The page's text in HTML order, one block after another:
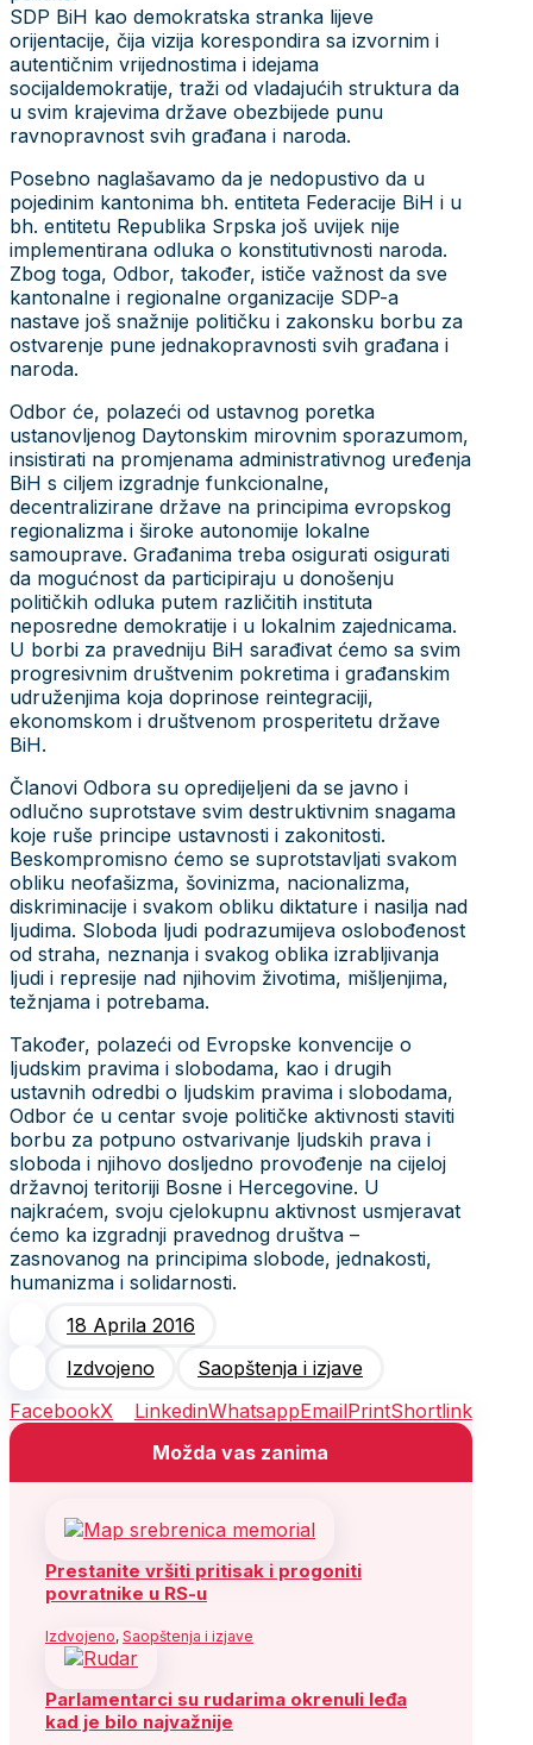
SDP BiH kao demokratska stranka lijeve
orijentacije, čija vizija korespondira sa izvornim i
autentičnim vrijednostima i idejama
socijaldemokratije, traži od vladajućih struktura da
u svim krajevima države obezbijede punu
ravnopravnost svih građana i naroda.
Posebno naglašavamo da je nedopustivo da u
pojedinim kantonima bh. entiteta Federacije BiH i u
bh. entitetu Republika Srpska još uvijek nije
implementirana odluka o konstitutivnosti naroda.
Zbog toga, Odbor, također, ističe važnost da sve
kantonalne i regionalne organizacije SDP-a
nastave još snažnije političku i zakonsku borbu za
ostvarenje pune jednakopravnosti svih građana i
naroda.
Odbor će, polazeći od ustavnog poretka
ustanovljenog Daytonskim mirovnim sporazumom,
insistirati na promjenama administrativnog uređenja
BiH s ciljem izgradnje funkcionalne,
decentralizirane države na principima evropskog
regionalizma i široke autonomije lokalne
samouprave. Građanima treba osigurati osigurati
da mogućnost da participiraju u donošenju
političkih odluka putem različitih instituta
neposredne demokratije i u lokalnim zajednicama.
U borbi za pravedniju BiH sarađivat ćemo sa svim
progresivnim društvenim pokretima i građanskim
udruženjima koja doprinose reintegraciji,
ekonomskom i društvenom prosperitetu države
BiH.
Članovi Odbora su opredijeljeni da se javno i
odlučno suprotstave svim destruktivnim snagama
koje ruše principe ustavnosti i zakonitosti.
Beskompromisno ćemo se suprotstavljati svakom
obliku neofašizma, šovinizma, nacionalizma,
diskriminacije i svakom obliku diktature i nasilja nad
ljudima. Sloboda ljudi podrazumijeva oslobođenost
od straha, neznanja i svakog oblika izrabljivanja
ljudi i represije nad njihovim životima, mišljenjima,
težnjama i potrebama.
Također, polazeći od Evropske konvencije o
ljudskim pravima i slobodama, kao i drugih
ustavnih odredbi o ljudskim pravima i slobodama,
Odbor će u centar svoje političke aktivnosti staviti
borbu za potpuno ostvarivanje ljudskih prava i
sloboda i njihovo dosljedno provođenje na cijeloj
državnoj teritoriji Bosne i Hercegovine. U
najkraćem, svoju cjelokupnu aktivnost usmjeravat
ćemo ka izgradnji pravednog društva –
zasnovanog na principima slobode, jednakosti,
humanizma i solidarnosti.
18 Aprila 2016
Izdvojeno
Saopštenja i izjave
FacebookX LinkedinWhatsappEmailPrintShortlink
Možda vas zanima
Prestanite vršiti pritisak i progoniti
povratnike u RS-u
Izdvojeno, Saopštenja i izjave
Parlamentarci su rudarima okrenuli leđa
kad je bilo najvažnije